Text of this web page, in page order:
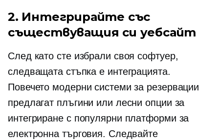
2. Интегрирайте със
съществуващия си уебсайт
След като сте избрали своя софтуер,
следващата стъпка е интеграцията.
Повечето модерни системи за резервации
предлагат плъгини или лесни опции за
интегриране с популярни платформи за
електронна търговия. Следвайте